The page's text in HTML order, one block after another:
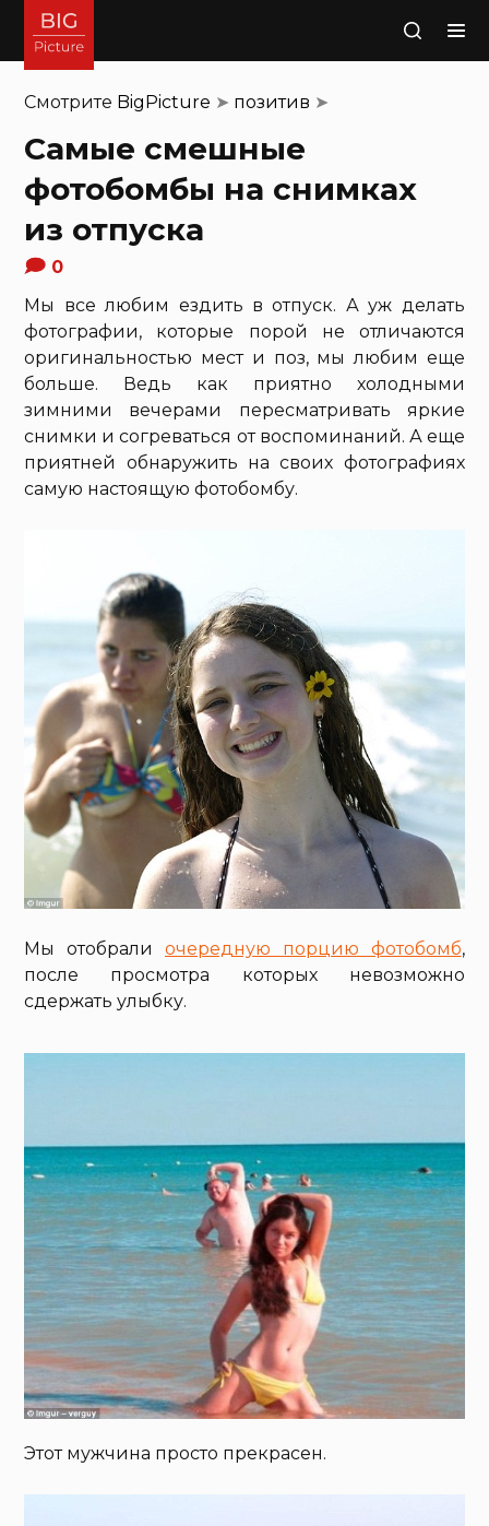
Поиск
Смотрите BigPicture ➤ позитив ➤
Самые смешные
фотобомбы на снимках
из отпуска
0
Мы все любим ездить в отпуск. А уж делать
фотографии, которые порой не отличаются
оригинальностью мест и поз, мы любим еще
больше. Ведь как приятно холодными
зимними вечерами пересматривать яркие
снимки и согреваться от воспоминаний. А еще
приятней обнаружить на своих фотографиях
самую настоящую фотобомбу.
Мы отобрали очередную порцию фотобомб,
после просмотра которых невозможно
сдержать улыбку.
Этот мужчина просто прекрасен.